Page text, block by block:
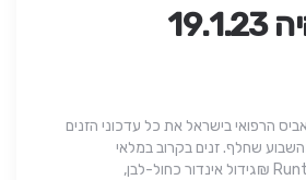
הרפואי בישראל את כל עדכוני הזנים
שחלף. זנים בקרוב במלאי
ראנטזRuntzT20/C4329 ₪גידול אינדור כחול-לבן,